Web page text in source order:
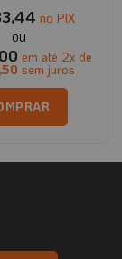
no PIX
em até 2x de
sem juros